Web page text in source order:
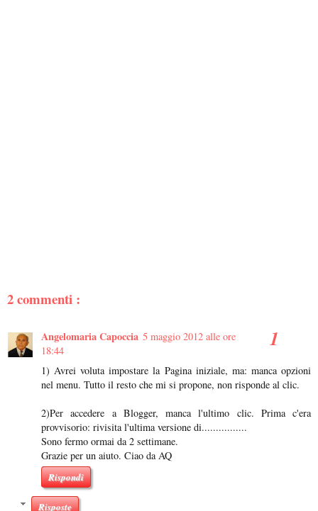
2 commenti :
Angelomaria Capoccia 5 maggio 2012 alle ore
18:44
1) Avrei voluta impostare la Pagina iniziale, ma: manca opzioni
nel menu. Tutto il resto che mi si propone, non risponde al clic.
2)Per accedere a Blogger, manca l'ultimo clic. Prima c'era
provvisorio: rivisita l'ultima versione di................
Sono fermo ormai da 2 settimane.
Grazie per un aiuto. Ciao da AQ
Rispondi
Risposte